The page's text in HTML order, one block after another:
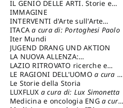
IL GENIO DELLE ARTI. Storie e
interpretazione
IMMAGINE
INTERVENTI d'Arte sull'Arte
dedicata alla cultura della
conservazione d’arte
Fondazione Paola Droghetti onlus
ITACAa cura di: Portoghesi Paolo
Iter Mundi
JUGEND DRANG UND AKTION
LA NUOVA ALLENZA:
ARCHITETTURA & AMBIENTE
LAZIO RITROVATO ricerche e
restauri
LE RAGIONI DELL'UOMOa cura di:
Lombardi Satriani Luigi
Le Storie della Storia
LUXFLUX a cura di: Lux Simonetta
Medicina e oncologia ENG a cura